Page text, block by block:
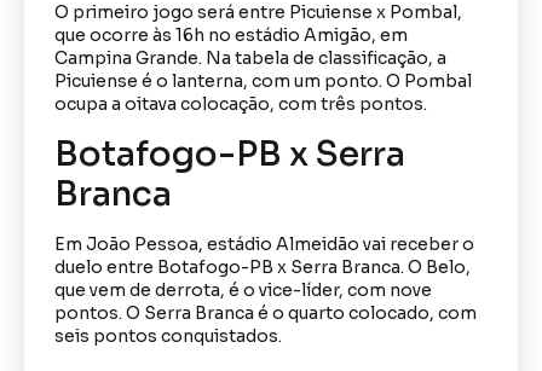
O primeiro jogo será entre Picuiense x Pombal,
que ocorre às 16h no estádio Amigão, em
Campina Grande. Na tabela de classificação, a
Picuiense é o lanterna, com um ponto. O Pombal
ocupa a oitava colocação, com três pontos.
Botafogo-PB x Serra
Branca
Em João Pessoa, estádio Almeidão vai receber o
duelo entre Botafogo-PB x Serra Branca. O Belo,
que vem de derrota, é o vice-líder, com nove
pontos. O Serra Branca é o quarto colocado, com
seis pontos conquistados.